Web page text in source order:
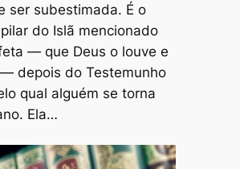
ser subestimada. É o
do Islã mencionado
— que Deus o louve e
depois do Testemunho
qual alguém se torna
Ela…